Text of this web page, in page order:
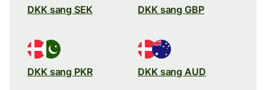
DKK sang SEK DKK sang GBP
DKK sang PKR DKK sang AUD